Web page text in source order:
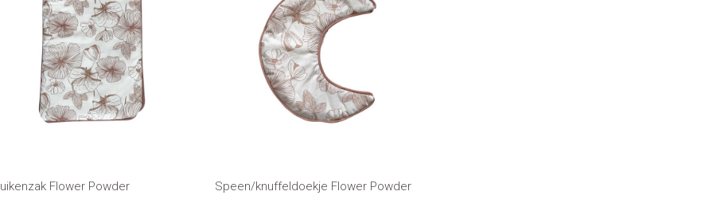
Flower Powder
Speen/knuffeldoekje Flower Powder